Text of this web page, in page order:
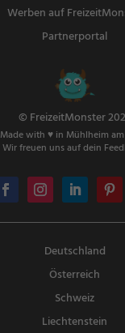
Werben auf
Partnerportal
© FreizeitMonster
Made with ♥ in Mühlheim
Wir freuen uns auf dein
Deutschland
Österreich
Schweiz
Liechtenstein